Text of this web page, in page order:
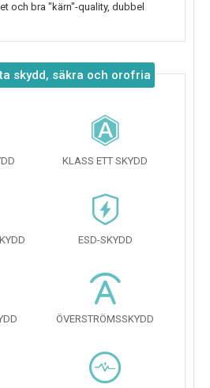
och bra "kärn"-quality, dubbel
skydd, säkra och orofria
KLASS ETT SKYDD
ESD-SKYDD
ÖVERSTRÖMSSKYDD